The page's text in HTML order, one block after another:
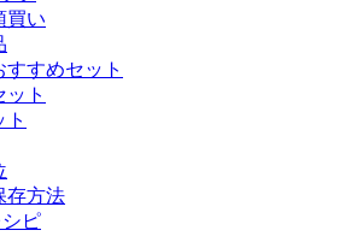
買い
すめセット
ト
ト
存方法
ピ